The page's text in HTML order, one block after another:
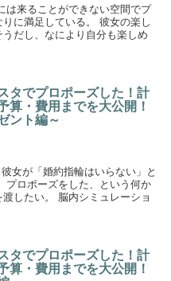
は来ることができない空間でプ
に満足している。 彼女の楽し
だし、なにより自分も楽しめ
タでプロポーズした！計
算・費用までを大公開！
ント編～
女が「婚約指輪はいらない」と
プロポーズをした、という何か
したい。 脳内シミュレーショ
タでプロポーズした！計
算・費用までを大公開！